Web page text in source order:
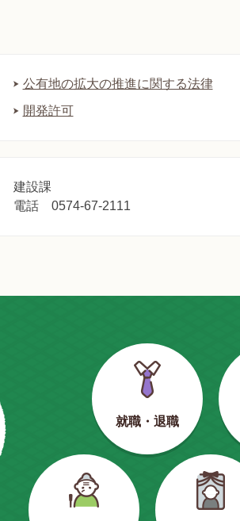
公有地の拡大の推進に関する法律
開発許可
建設課
電話 0574-67-2111
就職・退職